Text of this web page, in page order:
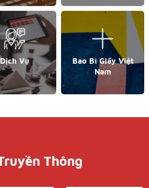
Dịch Vụ
Bao Bì Giấy Việt
Nam
Thông